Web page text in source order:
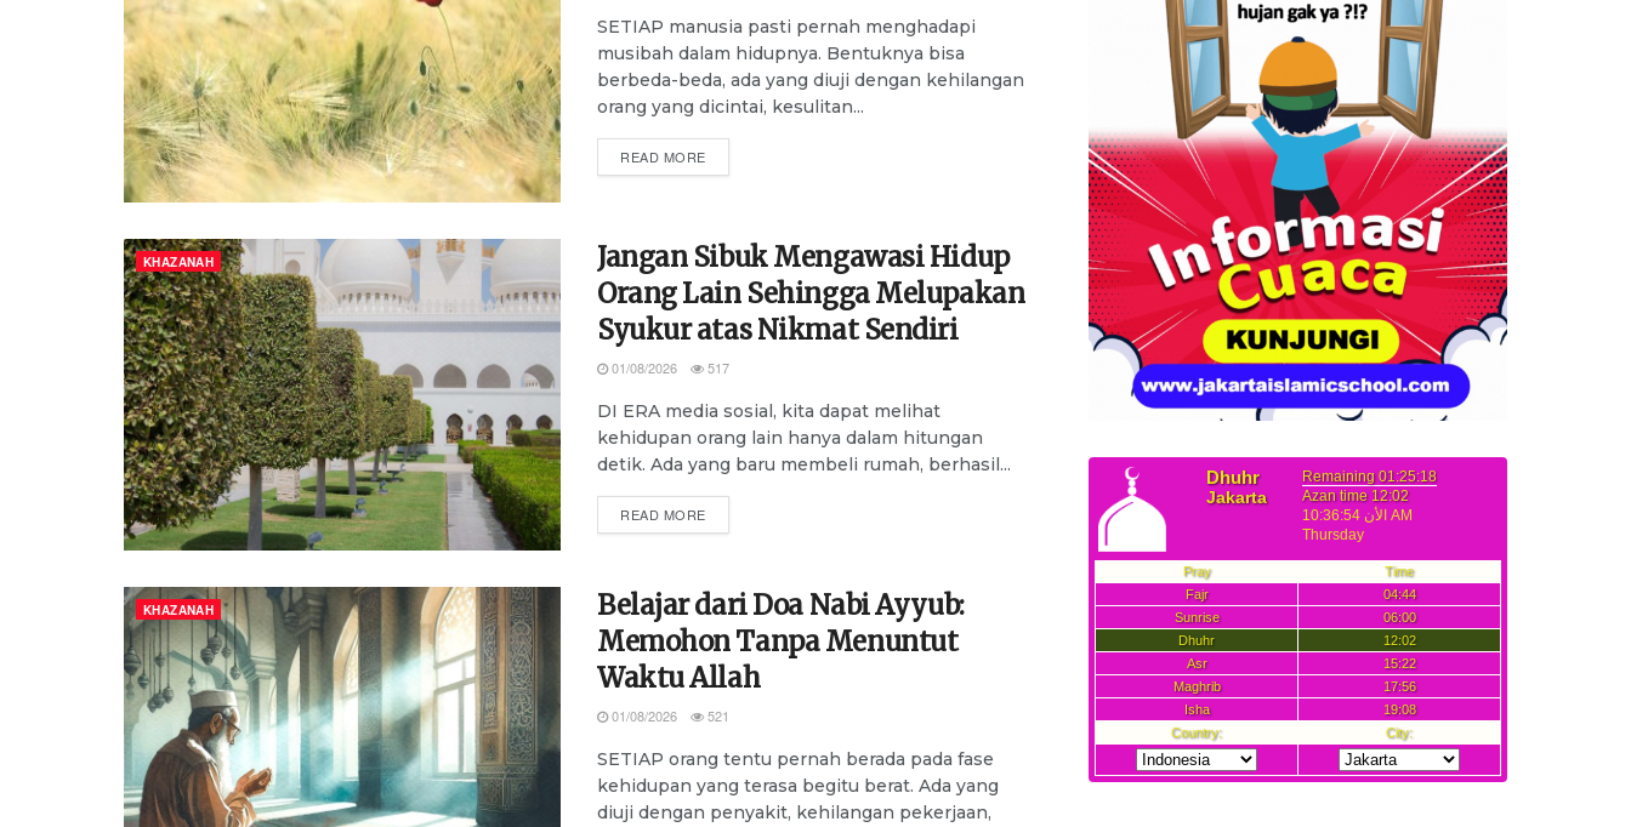
SETIAP manusia pasti pernah menghadapi
musibah dalam hidupnya. Bentuknya bisa
berbeda-beda, ada yang diuji dengan kehilangan
orang yang dicintai, kesulitan...
READ MOREDETAILS
KHAZANAH
Jangan Sibuk Mengawasi Hidup
Orang Lain Sehingga Melupakan
Syukur atas Nikmat Sendiri
01/08/2026 517
DI ERA media sosial, kita dapat melihat
kehidupan orang lain hanya dalam hitungan
detik. Ada yang baru membeli rumah, berhasil...
READ MOREDETAILS
KHAZANAH
Belajar dari Doa Nabi Ayyub:
Memohon Tanpa Menuntut
Waktu Allah
01/08/2026 521
SETIAP orang tentu pernah berada pada fase
kehidupan yang terasa begitu berat. Ada yang
diuji dengan penyakit, kehilangan pekerjaan,